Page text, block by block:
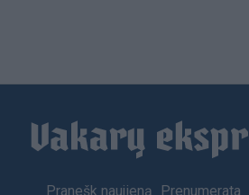
Footer
Pranešk naujieną Prenumerata